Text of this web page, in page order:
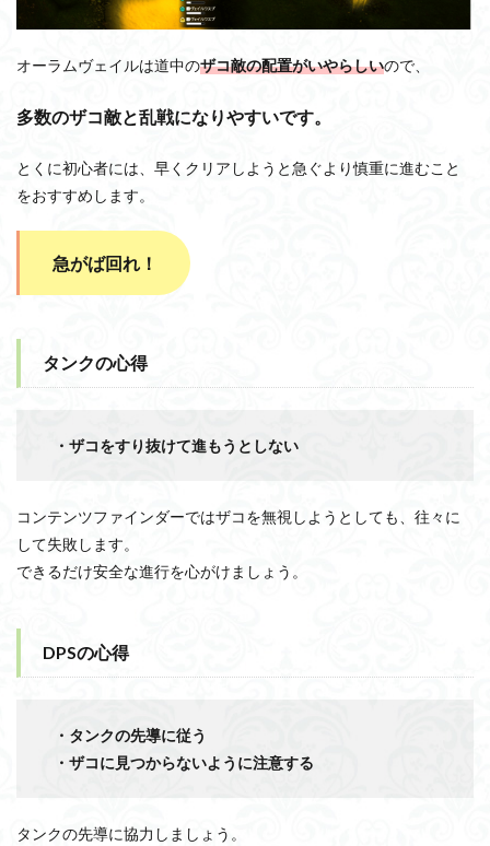
オーラムヴェイルは道中のザコ敵の配置がいやらしいので、
多数のザコ敵と乱戦になりやすいです。
とくに初心者には、早くクリアしようと急ぐより慎重に進むこと
をおすすめします。
急がば回れ！
タンクの心得
・ザコをすり抜けて進もうとしない
コンテンツファインダーではザコを無視しようとしても、往々に
して失敗します。
できるだけ安全な進行を心がけましょう。
DPSの心得
・タンクの先導に従う
・ザコに見つからないように注意する
タンクの先導に協力しましょう。